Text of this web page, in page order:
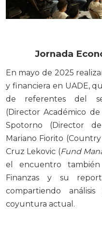
Jornada
En mayo de 2025
y financiera en UADE,
de referentes del
(Director Académico
Spotorno (Director
Mariano Fiorito
Cruz Lekovic (Fund
el encuentro
Finanzas y su
compartiendo
coyuntura actual.